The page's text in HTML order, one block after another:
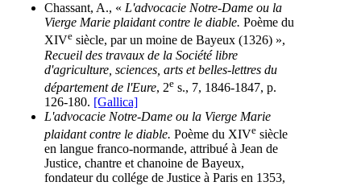
Chassant, A., « L'advocacie Notre-Dame ou la
Vierge Marie plaidant contre le diable. Poème du
XIVe siècle, par un moine de Bayeux (1326) »,
Recueil des travaux de la Société libre
d'agriculture, sciences, arts et belles-lettres du
département de l'Eure, 2e s., 7, 1846-1847, p.
126-180. [Gallica]
L'advocacie Notre-Dame ou la Vierge Marie
plaidant contre le diable. Poème du XIVe siècle
en langue franco-normande, attribué à Jean de
Justice, chantre et chanoine de Bayeux,
fondateur du collége de Justice à Paris en 1353,